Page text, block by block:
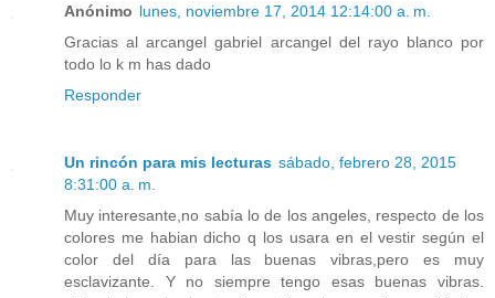
Anónimo lunes, noviembre 17, 2014 12:14:00 a. m.
Gracias al arcangel gabriel arcangel del rayo blanco por
todo lo k m has dado
Responder
Un rincón para mis lecturas sábado, febrero 28, 2015
8:31:00 a. m.
Muy interesante,no sabía lo de los angeles, respecto de los
colores me habian dicho q los usara en el vestir según el
color del día para las buenas vibras,pero es muy
esclavizante. Y no siempre tengo esas buenas vibras.